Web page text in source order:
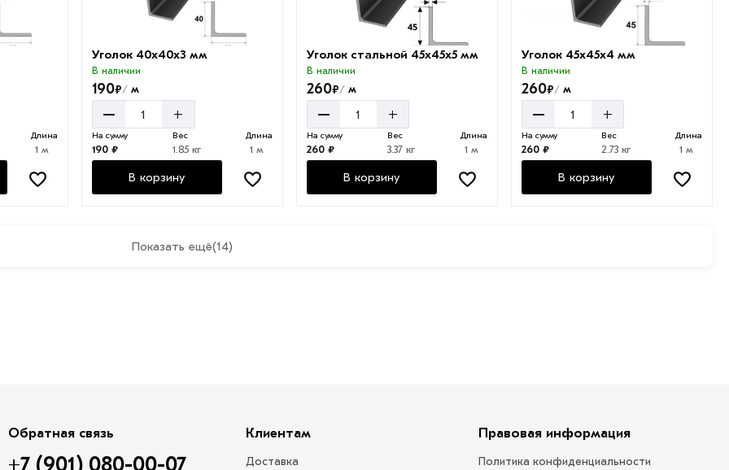
Длина
1 м
Уголок 40х40х3 мм
В наличии
190₽/ м
– +
На сумму
190 ₽
Вес
1.85 кг
Длина
1 м
В корзину
Уголок стальной 45х45х5 мм
В наличии
260₽/м
– +
На сумму
260 ₽
Вес
3.37 кг
Длина
1 м
В корзину
Уголок 45х45х4 мм
В наличии
260₽/м
– +
На сумму
260 ₽
Вес
2.73 кг
Длина
1 м
В корзину
Показать ещё(14)
Обратная связь Клиентам
Доставка
Правовая информация
Политика конфиденциальности